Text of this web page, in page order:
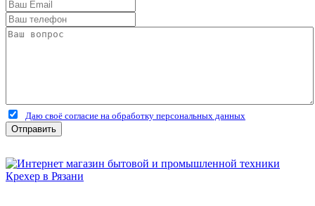
Даю своё согласие на обработку персональных данных
Отправить